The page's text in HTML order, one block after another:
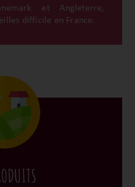
et Angleterre,
difficile en France.